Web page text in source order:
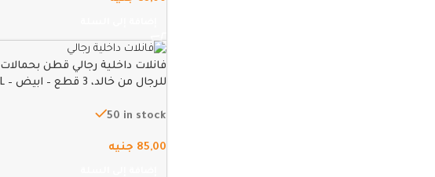
فانلات داخلية رجالي قطن بحمالات
للرجال من خالد، 3 قطع – ابيض – 3XL
50 in stock
85,00 جنيه